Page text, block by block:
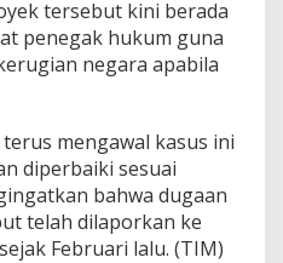
tersebut kini berada
penegak hukum guna
negara apabila
mengawal kasus ini
diperbaiki sesuai
bahwa dugaan
telah dilaporkan ke
Februari lalu. (TIM)